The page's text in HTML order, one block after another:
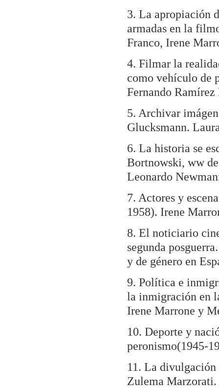
3. La apropiación
armadas en la
Franco, Irene
4. Filmar la
como vehículo de
Fernando
5. Archivar
Glucksmann.
6. La historia se
Bortnowski, ww
Leonardo
7. Actores y
1958). Irene
8. El noticiario
segunda
y de género en
9. Política e
la inmigración en
Irene Marrone y
10. Deporte y
peronismo(1945-
11. La
Zulema Marzorati.